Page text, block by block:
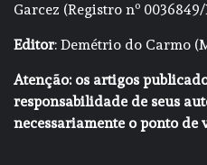
Garcez (Registro nº 0036849/
Editor: Demétrio do Carmo
Atenção: os artigos
responsabilidade de seus
necessariamente o ponto de